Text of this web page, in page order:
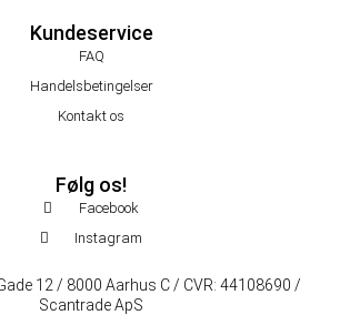
Kundeservice
FAQ
Handelsbetingelser
Kontakt os
Følg os!
Facebook
Instagram
12 / 8000 Aarhus C / CVR: 44108690 /
Scantrade ApS